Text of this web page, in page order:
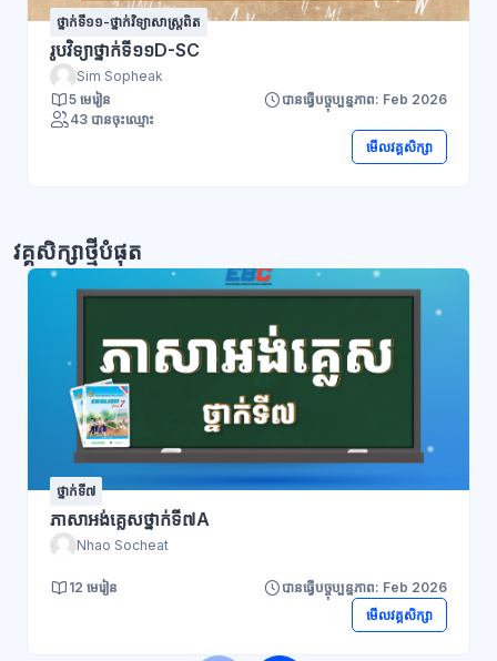
ថ្នាក់ទី១១-ថ្នាក់វិទ្យាសាស្ត្រពិត
រូបវិទ្យាថ្នាក់ទី១១D-SC
Sim Sopheak
5 មេរៀន
បានធ្វើបច្ចុប្បន្នភាព: Feb 2026
43 បានចុះឈ្មោះ
មើលវគ្គសិក្សា
វគ្គសិក្សាថ្មីបំផុត
ថ្នាក់ទី៧
ភាសាអង់គ្លេសថ្នាក់ទី៧A
Nhao Socheat
12 មេរៀន
បានធ្វើបច្ចុប្បន្នភាព: Feb 2026
មើលវគ្គសិក្សា